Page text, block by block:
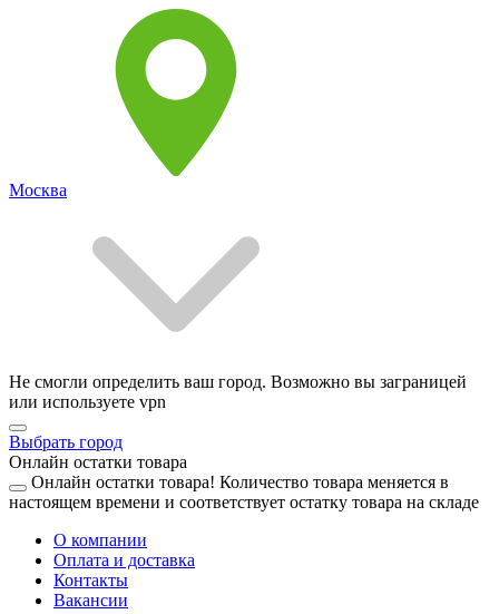
Москва
Не смогли определить ваш город. Возможно вы заграницей
или используете vpn
Выбрать город
Онлайн остатки товара
Онлайн остатки товара! Количество товара меняется в
настоящем времени и соответствует остатку товара на складе
О компании
Оплата и доставка
Контакты
Вакансии